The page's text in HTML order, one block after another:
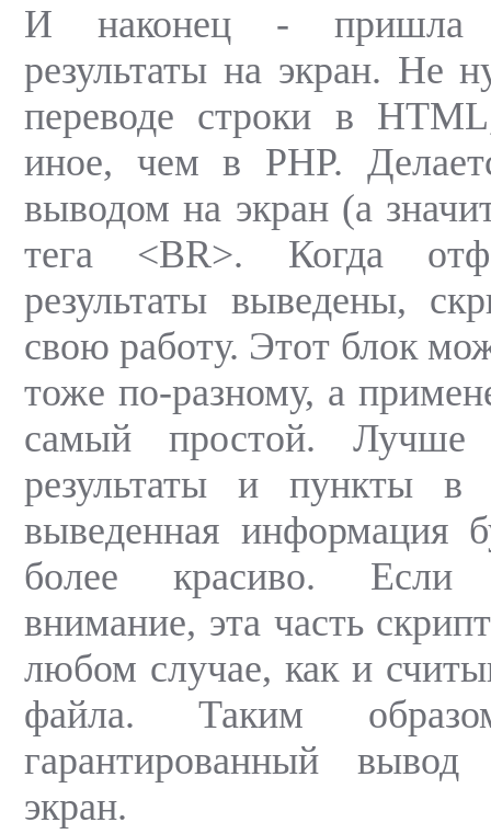
И наконец - пришла
результаты на экран. Не
переводе строки в
иное, чем в РНР.
выводом на экран (а
тега <BR>. Когда
результаты выведены,
свою работу. Этот блок
тоже по-разному, а
самый простой. Лучше
результаты и пункты в
выведенная информация
более красиво.
внимание, эта часть
любом случае, как и
файла. Таким
гарантированный вывод
экран.